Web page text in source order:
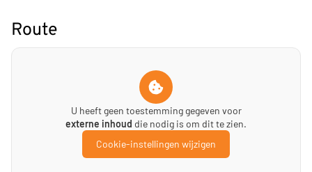
Route
U heeft geen toestemming gegeven voor
externe inhoud die nodig is om dit te zien.
Cookie-instellingen wijzigen